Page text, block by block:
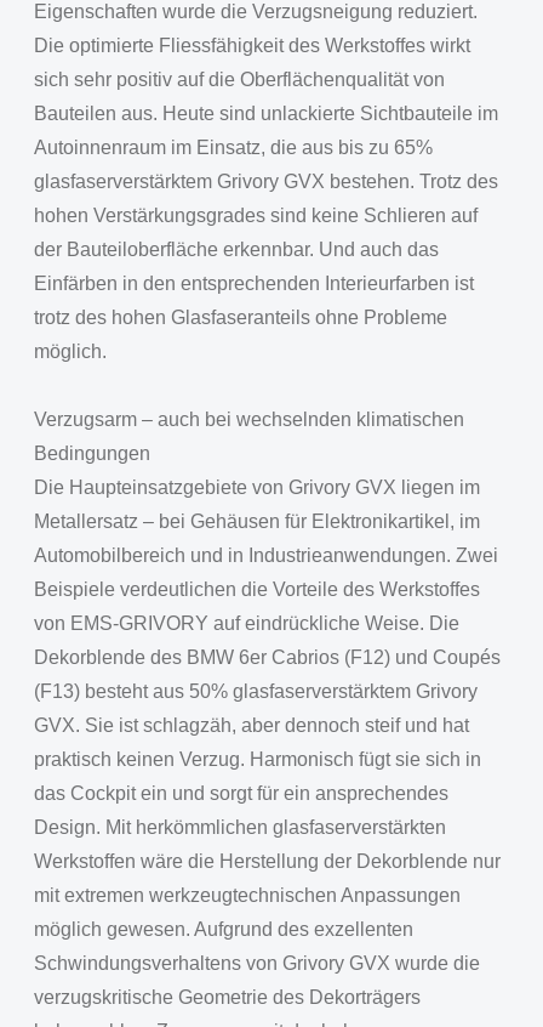
Eigenschaften wurde die Verzugsneigung reduziert.
Die optimierte Fliessfähigkeit des Werkstoffes wirkt
sich sehr positiv auf die Oberflächenqualität von
Bauteilen aus. Heute sind unlackierte Sichtbauteile im
Autoinnenraum im Einsatz, die aus bis zu 65%
glasfaserverstärktem Grivory GVX bestehen. Trotz des
hohen Verstärkungsgrades sind keine Schlieren auf
der Bauteiloberfläche erkennbar. Und auch das
Einfärben in den entsprechenden Interieurfarben ist
trotz des hohen Glasfaseranteils ohne Probleme
möglich.
Verzugsarm – auch bei wechselnden klimatischen
Bedingungen
Die Haupteinsatzgebiete von Grivory GVX liegen im
Metallersatz – bei Gehäusen für Elektronikartikel, im
Automobilbereich und in Industrieanwendungen. Zwei
Beispiele verdeutlichen die Vorteile des Werkstoffes
von EMS-GRIVORY auf eindrückliche Weise. Die
Dekorblende des BMW 6er Cabrios (F12) und Coupés
(F13) besteht aus 50% glasfaserverstärktem Grivory
GVX. Sie ist schlagzäh, aber dennoch steif und hat
praktisch keinen Verzug. Harmonisch fügt sie sich in
das Cockpit ein und sorgt für ein ansprechendes
Design. Mit herkömmlichen glasfaserverstärkten
Werkstoffen wäre die Herstellung der Dekorblende nur
mit extremen werkzeugtechnischen Anpassungen
möglich gewesen. Aufgrund des exzellenten
Schwindungsverhaltens von Grivory GVX wurde die
verzugskritische Geometrie des Dekorträgers